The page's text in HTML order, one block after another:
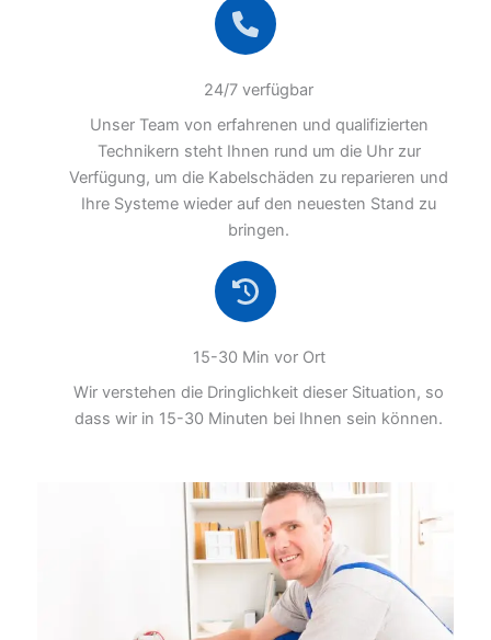
24/7 verfügbar
Unser Team von erfahrenen und qualifizierten
Technikern steht Ihnen rund um die Uhr zur
Verfügung, um die Kabelschäden zu reparieren und
Ihre Systeme wieder auf den neuesten Stand zu
bringen.
15-30 Min vor Ort
Wir verstehen die Dringlichkeit dieser Situation, so
dass wir in 15-30 Minuten bei Ihnen sein können.